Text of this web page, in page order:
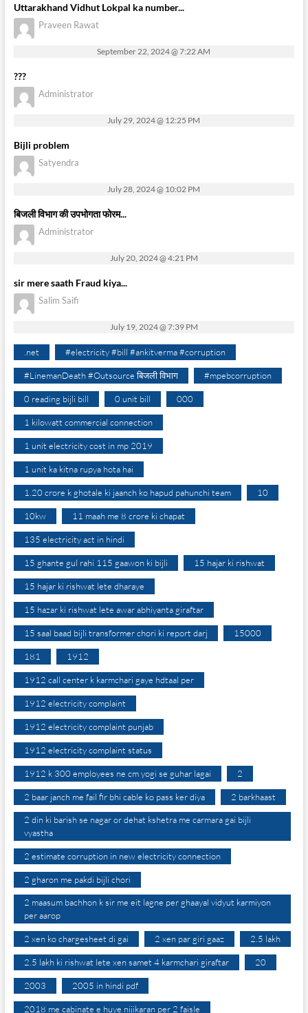
Uttarakhand Vidhut Lokpal ka number...
Praveen Rawat
September 22, 2024 @ 7:22 AM
???
Administrator
July 29, 2024 @ 12:25 PM
Bijli problem
Satyendra
July 28, 2024 @ 10:02 PM
बिजली विभाग की उपभोगता फोरम...
Administrator
July 20, 2024 @ 4:21 PM
sir mere saath Fraud kiya...
Salim Saifi
July 19, 2024 @ 7:39 PM
.net #electricity #bill #ankitverma #corruption
#LinemanDeath #Outsource बिजली विभाग #mpebcorruption
0 reading bijli bill 0 unit bill 000
1 kilowatt commercial connection
1 unit electricity cost in mp 2019
1 unit ka kitna rupya hota hai
1.20 crore k ghotale ki jaanch ko hapud pahunchi team 10
10kw 11 maah me 8 crore ki chapat
135 electricity act in hindi
15 ghante gul rahi 115 gaawon ki bijli 15 hajar ki rishwat
15 hajar ki rishwat lete dharaye
15 hazar ki rishwat lete awar abhiyanta giraftar
15 saal baad bijli transformer chori ki report darj 15000
181 1912
1912 call center k karmchari gaye hdtaal per
1912 electricity complaint
1912 electricity complaint punjab
1912 electricity complaint status
1912 k 300 employees ne cm yogi se guhar lagai 2
2 baar janch me fail fir bhi cable ko pass ker diya 2 barkhaast
2 din ki barish se nagar or dehat kshetra me carmara gai bijli
vyastha
2 estimate corruption in new electricity connection
2 gharon me pakdi bijli chori
2 maasum bachhon k sir me eit lagne per ghaayal vidyut karmiyon
per aarop
2 xen ko chargesheet di gai 2 xen par giri gaaz 2.5 lakh
2.5 lakh ki rishwat lete xen samet 4 karmchari giraftar 20
2003 2005 in hindi pdf
2018 me cabinate e huye nijikaran per 2 faisle